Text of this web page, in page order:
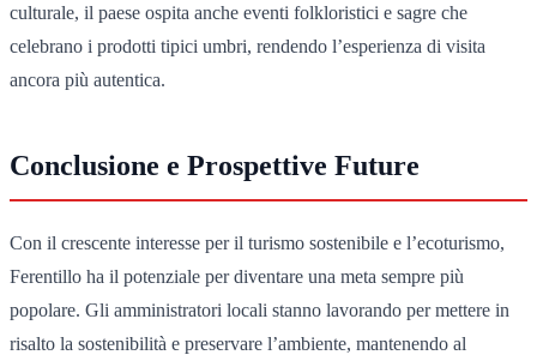
culturale, il paese ospita anche eventi folkloristici e sagre che
celebrano i prodotti tipici umbri, rendendo l’esperienza di visita
ancora più autentica.
Conclusione e Prospettive Future
Con il crescente interesse per il turismo sostenibile e l’ecoturismo,
Ferentillo ha il potenziale per diventare una meta sempre più
popolare. Gli amministratori locali stanno lavorando per mettere in
risalto la sostenibilità e preservare l’ambiente, mantenendo al